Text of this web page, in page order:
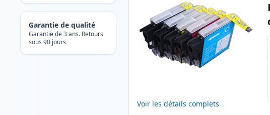
Garantie de qualité
Garantie de 3 ans. Retours
sous 90 jours
Voir les détails complets